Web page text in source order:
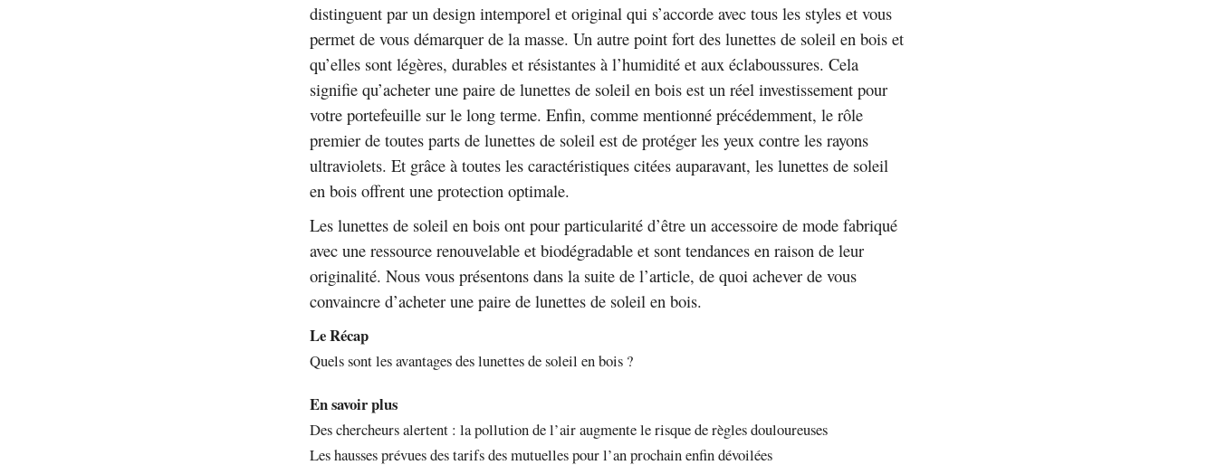
distinguent par un design intemporel et original qui s’accorde avec tous les styles et vous
permet de vous démarquer de la masse. Un autre point fort des lunettes de soleil en bois et
qu’elles sont légères, durables et résistantes à l’humidité et aux éclaboussures. Cela
signifie qu’acheter une paire de lunettes de soleil en bois est un réel investissement pour
votre portefeuille sur le long terme. Enfin, comme mentionné précédemment, le rôle
premier de toutes parts de lunettes de soleil est de protéger les yeux contre les rayons
ultraviolets. Et grâce à toutes les caractéristiques citées auparavant, les lunettes de soleil
en bois offrent une protection optimale.
Les lunettes de soleil en bois ont pour particularité d’être un accessoire de mode fabriqué
avec une ressource renouvelable et biodégradable et sont tendances en raison de leur
originalité. Nous vous présentons dans la suite de l’article, de quoi achever de vous
convaincre d’acheter une paire de lunettes de soleil en bois.
Le Récap
Quels sont les avantages des lunettes de soleil en bois ?
En savoir plus
Des chercheurs alertent : la pollution de l’air augmente le risque de règles douloureuses
Les hausses prévues des tarifs des mutuelles pour l’an prochain enfin dévoilées